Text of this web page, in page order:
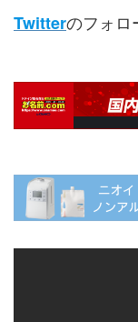
Twitterのフォロ